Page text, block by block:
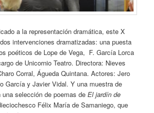
a la representación dramática, este X
intervenciones dramatizadas: una puesta
poéticos de Lope de Vega, F. García Lorca
de Unicornio Teatro. Directora: Nieves
Corral, Águeda Quintana. Actores: Jero
García y Javier Vidal. Y una muestra de
una selección de poemas deEl jardín de
Félix María de Samaniego, que